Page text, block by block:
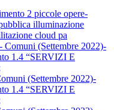
2 piccole opere-
illuminazione
cloud pa
(Settembre 2022)-
1.4 “SERVIZI E
(Settembre 2022)-
1.4 “SERVIZI E